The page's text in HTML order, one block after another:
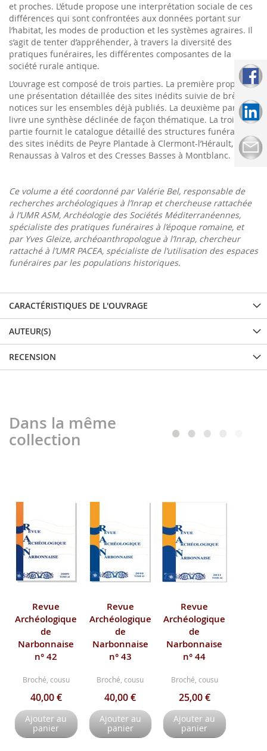
et proches. L’étude propose une interprétation sociale de ces
différences qui sont confrontées aux données portant sur
l’habitat, les modes de production et les systèmes agraires. Il
s’agit de tenter d’appréhender, à travers la diversité des
pratiques funéraires, les différentes composantes de la
société rurale antique.
L’ouvrage est composé de trois parties. La première propose
une présentation détaillée des sites inédits suivie de brèves
notices sur les ensembles déjà publiés. La deuxième partie
livre une synthèse déclinée de façon thématique. La troisième
partie fournit le catalogue détaillé des structures funéraires
des sites inédits de Peyre Plantade à Clermont-l’Hérault, du
Renaussas à Valros et des Cresses Basses à Montblanc.
Ce volume a été coordonné par Valérie Bel, responsable de
recherches archéologiques à l’Inrap et chercheuse rattachée
à l’UMR ASM, Archéologie des Sociétés Méditerranéennes,
spécialiste des pratiques funéraires à l’époque romaine, et
par Yves Gleize, archéoanthropologue à l’Inrap, chercheur
rattaché à l’UMR PACEA, spécialiste de l’utilisation des espaces
funéraires par les populations historiques.
CARACTÉRISTIQUES DE L'OUVRAGE
AUTEUR(S)
RECENSION
Dans la même
collection
Revue
Archéologique
de
Narbonnaise
n° 42
Broché, cousu
40,00 €
Ajouter au
panier
Revue
Archéologique
de
Narbonnaise
n° 43
Broché, cousu
40,00 €
Ajouter au
panier
Revue
Archéologique
de
Narbonnaise
n° 44
Broché, cousu
25,00 €
Ajouter au
panier